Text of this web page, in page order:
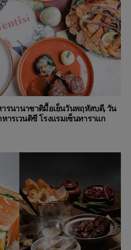
รนานาชาติมื้อเย็นวันพฤหัสบดี, วัน
ารเวนติซี โรงแรมเซ็นทาราแก